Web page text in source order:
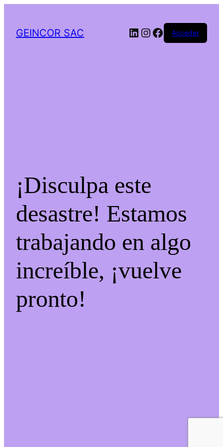
GEINCOR SAC LinkedIn
Instagram
Facebook
Acceder
¡Disculpa este
desastre! Estamos
trabajando en algo
increíble, ¡vuelve
pronto!